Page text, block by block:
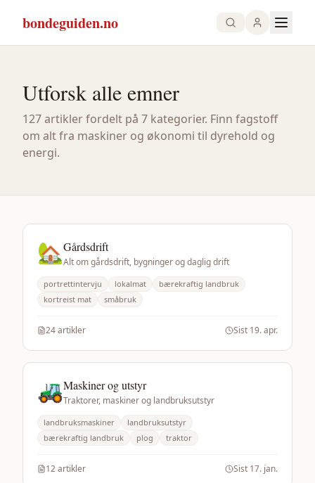
bondeguiden.no
Utforsk alle emner
127artikler fordelt på 7 kategorier. Finn fagstoff
om alt fra maskiner og økonomi til dyrehold og
energi.
🏡Gårdsdrift
Alt om gårdsdrift, bygninger og daglig drift
portrettintervju lokalmat
bærekraftig landbruk
kortreist mat
småbruk
24artikler Sist 19. apr.
🚜Maskiner og utstyr
Traktorer, maskiner og landbruksutstyr
landbruksmaskiner
landbruksutstyr
bærekraftig landbruk
plog traktor
12artikler Sist 17. jan.